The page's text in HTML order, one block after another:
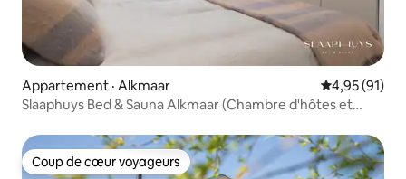
Appartement · Alkmaar Note
4,95 (91)
Slaaphuys Bed & Sauna Alkmaar (Chambre d'hôtes et
Coup de cœur voyageurs
Coup de cœur voyageurs